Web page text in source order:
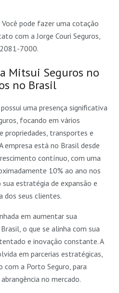
Você pode fazer uma cotação
com a Jorge Couri Seguros,
7000.
Mitsui Seguros no
no Brasil
uma presença significativa
focando em vários
propriedades, transportes e
empresa está no Brasil desde
contínuo, com uma
10% ao ano nos
estratégia de expansão e
seus clientes.
em aumentar sua
o que se alinha com sua
e inovação constante. A
em parcerias estratégicas,
com a Porto Seguro, para
no mercado.